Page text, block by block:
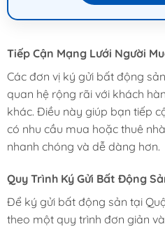
Tiếp Cận Mạng Lưới Người
Các đơn vị ký gửi bất động
quan hệ rộng rãi với khách
khác. Điều này giúp bạn tiếp
có nhu cầu mua hoặc thuê
nhanh chóng và dễ dàng hơn.
Quy Trình Ký Gửi Bất Động
Để ký gửi bất động sản tại
theo một quy trình đơn giản